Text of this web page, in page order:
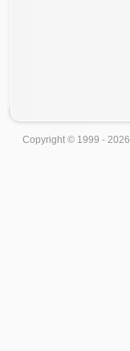
Copyright © 1999 - 2026